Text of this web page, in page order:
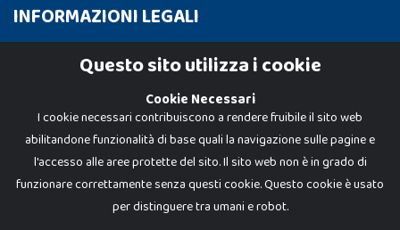
INFORMAZIONI LEGALI
Cookie PolicyQuesto sito utilizza i cookie
Cookie Necessari
I cookie necessari contribuiscono a rendere fruibile il sito web
abilitandone funzionalità di base quali la navigazione sulle pagine e
l'accesso alle aree protette del sito. Il sito web non è in grado di
funzionare correttamente senza questi cookie. Questo cookie è usato
per distinguere tra umani e robot.